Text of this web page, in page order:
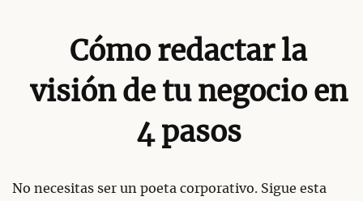
Cómo redactar la
visión de tu negocio en
4 pasos
No necesitas ser un poeta corporativo. Sigue esta